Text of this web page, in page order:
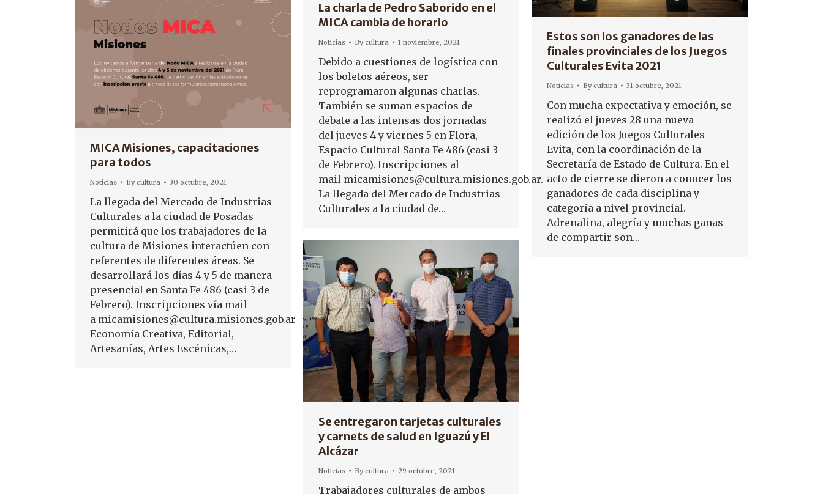
La charla de Pedro Saborido en el
MICA cambia de horario
Noticias Bycultura 1 noviembre, 2021
Debido a cuestiones de logística con
los boletos aéreos, ser
reprogramaron algunas charlas.
También se suman espacios de
debate a las intensas dos jornadas
del jueves 4 y viernes 5 en Flora,
Espacio Cultural Santa Fe 486 (casi 3
de Febrero). Inscripciones al
mail micamisiones@cultura.misiones.gob.ar.
La llegada del Mercado de Industrias
Culturales a la ciudad de…
Estos son los ganadores de las
finales provinciales de los Juegos
Culturales Evita 2021
Noticias Bycultura 31 octubre, 2021
Con mucha expectativa y emoción, se
realizó el jueves 28 una nueva
edición de los Juegos Culturales
Evita, con la coordinación de la
Secretaría de Estado de Cultura. En el
acto de cierre se dieron a conocer los
ganadores de cada disciplina y
categoría a nivel provincial.
Adrenalina, alegría y muchas ganas
de compartir son…
MICA Misiones, capacitaciones
para todos
Noticias Bycultura 30 octubre, 2021
La llegada del Mercado de Industrias
Culturales a la ciudad de Posadas
permitirá que los trabajadores de la
cultura de Misiones interactúen con
referentes de diferentes áreas. Se
desarrollará los días 4 y 5 de manera
presencial en Santa Fe 486 (casi 3 de
Febrero). Inscripciones vía mail
a micamisiones@cultura.misiones.gob.ar
Economía Creativa, Editorial,
Artesanías, Artes Escénicas,…
Se entregaron tarjetas culturales
y carnets de salud en Iguazú y El
Alcázar
Noticias Bycultura 29 octubre, 2021
Trabajadores culturales de ambos